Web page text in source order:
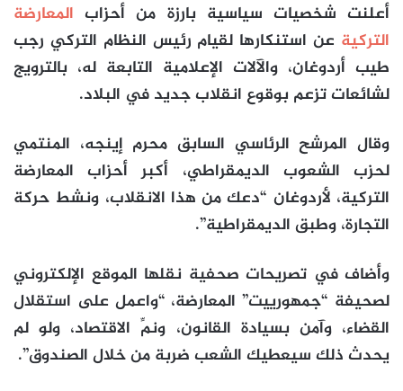
أعلنت شخصيات سياسية بارزة من أحزاب المعارضة
التركية عن استنكارها لقيام رئيس النظام التركي رجب
طيب أردوغان، والآلات الإعلامية التابعة له، بالترويج
لشائعات تزعم بوقوع انقلاب جديد في البلاد.
وقال المرشح الرئاسي السابق محرم إينجه، المنتمي
لحزب الشعوب الديمقراطي، أكبر أحزاب المعارضة
التركية، لأردوغان “دعك من هذا الانقلاب، ونشط حركة
التجارة، وطبق الديمقراطية”.
وأضاف في تصريحات صحفية نقلها الموقع الإلكتروني
لصحيفة “جمهورييت” المعارضة، “واعمل على استقلال
القضاء، وآمن بسيادة القانون، ونمِّ الاقتصاد، ولو لم
يحدث ذلك سيعطيك الشعب ضربة من خلال الصندوق”.